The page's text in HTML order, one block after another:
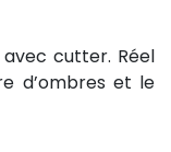
cutter. Réel
d’ombres et le